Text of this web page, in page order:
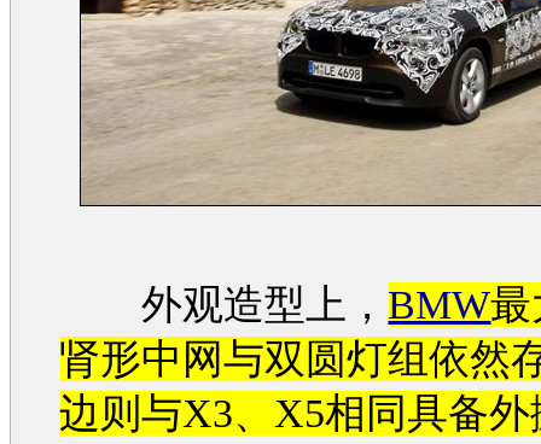
外观造型上， BMW最
肾形中网与双圆灯组依然
边则与X3、X5相同具备